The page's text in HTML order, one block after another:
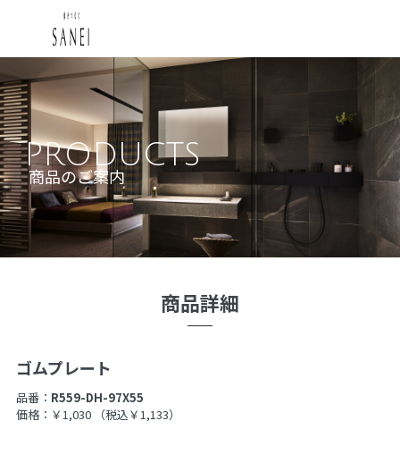
PRODUCTS
商品のご案内
商品詳細
ゴムプレート
品番： R559-DH-97X55
価格：￥1,030
（税込￥1,133）